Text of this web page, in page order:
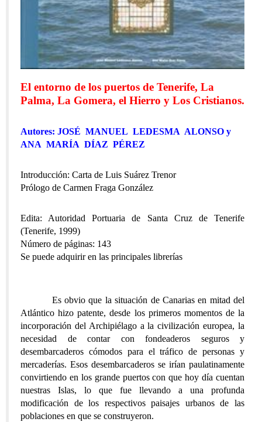
El entorno de los puertos de Tenerife, La
Palma, La Gomera, el Hierro y Los Cristianos.
Autores: JOSÉ MANUEL LEDESMA ALONSO y
ANA MARÍA DÍAZ PÉREZ
Introducción: Carta de Luis Suárez Trenor
Prólogo de Carmen Fraga González
Edita: Autoridad Portuaria de Santa Cruz de Tenerife
(Tenerife, 1999)
Número de páginas: 143
Se puede adquirir en las principales librerías
Es obvio que la situación de Canarias en mitad del
Atlántico hizo patente, desde los primeros momentos de la
incorporación del Archipiélago a la civilización europea, la
necesidad de contar con fondeaderos seguros y
desembarcaderos cómodos para el tráfico de personas y
mercaderías. Esos desembarcaderos se irían paulatinamente
convirtiendo en los grande puertos con que hoy día cuentan
nuestras Islas, lo que fue llevando a una profunda
modificación de los respectivos paisajes urbanos de las
poblaciones en que se construyeron.